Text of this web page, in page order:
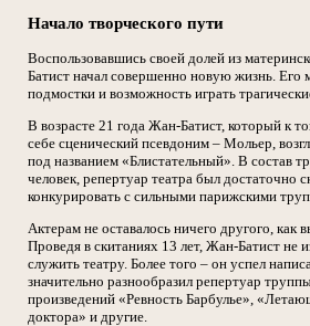
Начало творческого пути
Воспользовавшись своей долей из
Батист начал совершенно новую жизнь. Его
подмостки и возможность играть
В возрасте 21 года Жан-Батист, который к
себе сценический псевдоним – Мольер,
под названием «Блистательный». В состав
человек, репертуар театра был достаточно
конкурировать с сильными парижскими
Актерам не оставалось ничего другого, как
Проведя в скитаниях 13 лет, Жан-Батист не
служить театру. Более того – он успел
значительно разнообразил репертуар
произведений «Ревность Барбулье»,
доктора» и другие.